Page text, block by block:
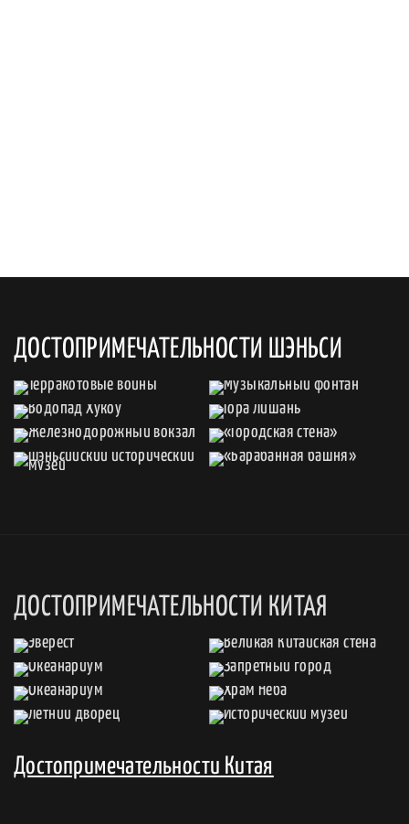
ДОСТОПРИМЕЧАТЕЛЬНОСТИ ШЭНЬСИ
ДОСТОПРИМЕЧАТЕЛЬНОСТИ КИТАЯ
Достопримечательности Китая